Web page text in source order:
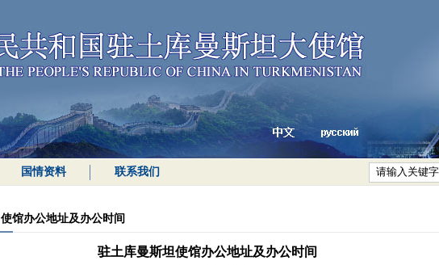
国情资料 联系我们
使馆办公地址及办公时间
驻土库曼斯坦使馆办公地址及办公时间